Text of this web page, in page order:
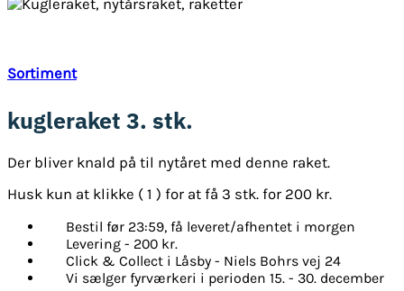
Sortiment
kugleraket 3. stk.
Der bliver knald på til nytåret med denne raket.
Husk kun at klikke ( 1 ) for at få 3 stk. for 200 kr.
Bestil før 23:59, få leveret/afhentet i morgen
Levering - 200 kr.
Click & Collect i Låsby - Niels Bohrs vej 24
Vi sælger fyrværkeri i perioden 15. - 30. december